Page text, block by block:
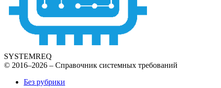
SYSTEMREQ
© 2016–2026 – Справочник системных требований
Без рубрики